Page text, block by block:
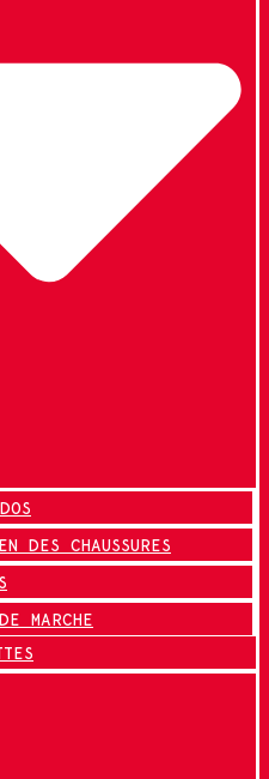
DES CHAUSSURES
MARCHE